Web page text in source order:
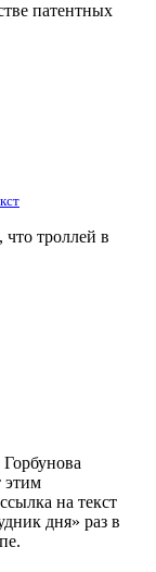
патентных
что троллей в
этим
на текст
дня» раз в